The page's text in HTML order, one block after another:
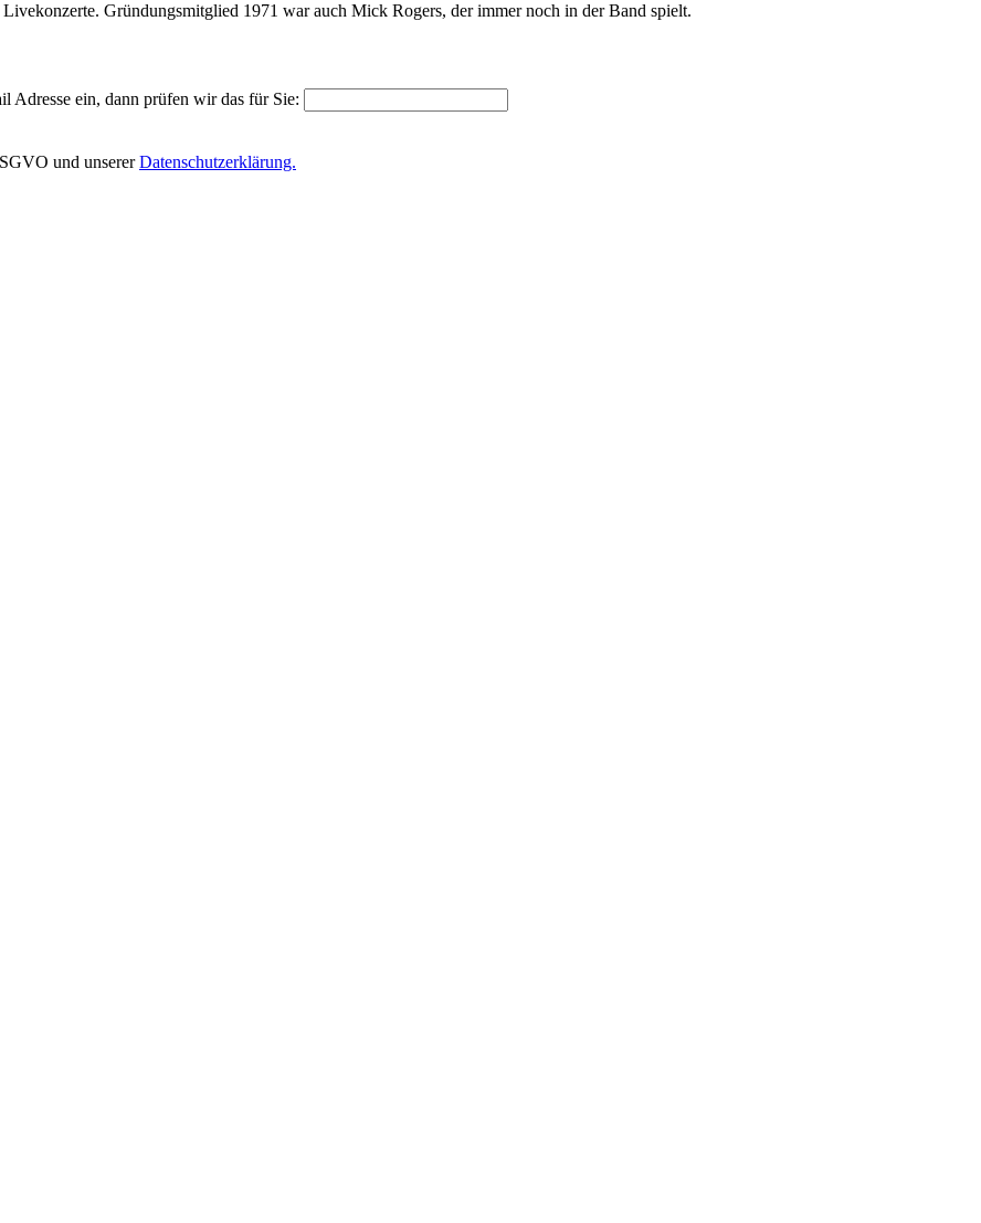
Gründungsmitglied 1971 war auch Mick Rogers, der immer noch in der Band spielt.
Adresse ein, dann prüfen wir das für Sie:
und unsererDatenschutzerklärung.